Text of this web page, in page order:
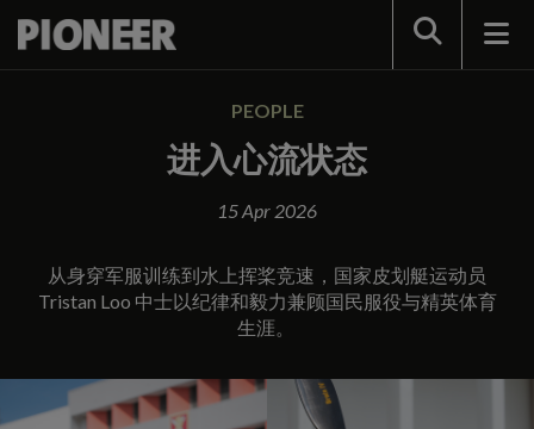
Search
PEOPLE
进入心流状态
15 Apr 2026
从身穿军服训练到水上挥桨竞速，国家皮划艇运动员
Tristan Loo 中士以纪律和毅力兼顾国民服役与精英体育
生涯。